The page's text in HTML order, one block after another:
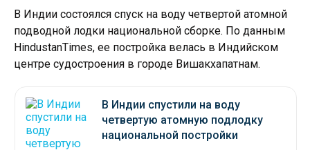
В Индии состоялся спуск на воду четвертой атомной
подводной лодки национальной сборке. По данным
HindustanTimes, ее постройка велась в Индийском
центре судостроения в городе Вишакхапатнам.
В Индии спустили на воду
четвертую атомную подлодку
национальной постройки